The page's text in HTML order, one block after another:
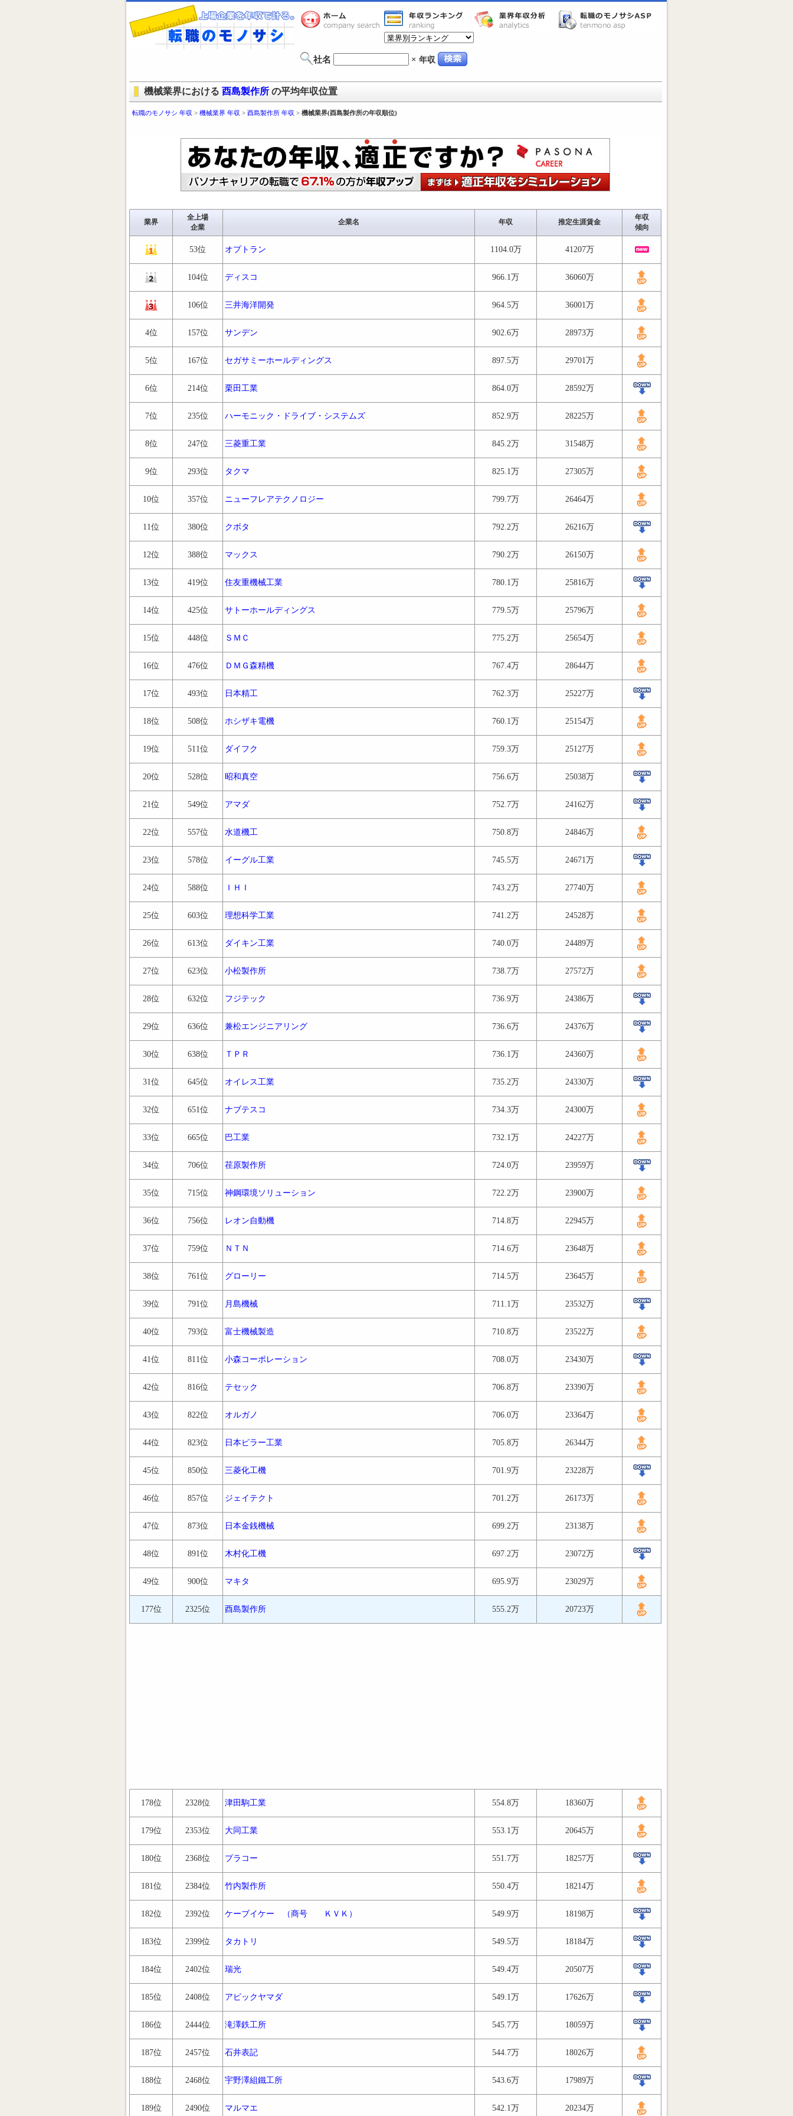
社名 × 年収
機械業界における 酉島製作所 の平均年収位置
転職のモノサシ 年収 > 機械業界 年収 > 酉島製作所 年収 > 機械業界(酉島製作所の年収順位)
業界
全上場
企業
企業名 年収 推定生涯賃金
年収
傾向
53位 オプトラン 1104.0万 41207万
104位 ディスコ 966.1万 36060万
106位 三井海洋開発 964.5万 36001万
4位 157位 サンデン 902.6万 28973万
5位 167位 セガサミーホールディングス 897.5万 29701万
6位 214位 栗田工業 864.0万 28592万
7位 235位 ハーモニック・ドライブ・システムズ 852.9万 28225万
8位 247位 三菱重工業 845.2万 31548万
9位 293位 タクマ 825.1万 27305万
10位 357位 ニューフレアテクノロジー 799.7万 26464万
11位 380位 クボタ 792.2万 26216万
12位 388位 マックス 790.2万 26150万
13位 419位 住友重機械工業 780.1万 25816万
14位 425位 サトーホールディングス 779.5万 25796万
15位 448位 ＳＭＣ 775.2万 25654万
16位 476位 ＤＭＧ森精機 767.4万 28644万
17位 493位 日本精工 762.3万 25227万
18位 508位 ホシザキ電機 760.1万 25154万
19位 511位 ダイフク 759.3万 25127万
20位 528位 昭和真空 756.6万 25038万
21位 549位 アマダ 752.7万 24162万
22位 557位 水道機工 750.8万 24846万
23位 578位 イーグル工業 745.5万 24671万
24位 588位 ＩＨＩ 743.2万 27740万
25位 603位 理想科学工業 741.2万 24528万
26位 613位 ダイキン工業 740.0万 24489万
27位 623位 小松製作所 738.7万 27572万
28位 632位 フジテック 736.9万 24386万
29位 636位 兼松エンジニアリング 736.6万 24376万
30位 638位 ＴＰＲ 736.1万 24360万
31位 645位 オイレス工業 735.2万 24330万
32位 651位 ナブテスコ 734.3万 24300万
33位 665位 巴工業 732.1万 24227万
34位 706位 荏原製作所 724.0万 23959万
35位 715位 神鋼環境ソリューション 722.2万 23900万
36位 756位 レオン自動機 714.8万 22945万
37位 759位 ＮＴＮ 714.6万 23648万
38位 761位 グローリー 714.5万 23645万
39位 791位 月島機械 711.1万 23532万
40位 793位 富士機械製造 710.8万 23522万
41位 811位 小森コーポレーション 708.0万 23430万
42位 816位 テセック 706.8万 23390万
43位 822位 オルガノ 706.0万 23364万
44位 823位 日本ピラー工業 705.8万 26344万
45位 850位 三菱化工機 701.9万 23228万
46位 857位 ジェイテクト 701.2万 26173万
47位 873位 日本金銭機械 699.2万 23138万
48位 891位 木村化工機 697.2万 23072万
49位 900位 マキタ 695.9万 23029万
177位 2325位 酉島製作所 555.2万 20723万
178位 2328位 津田駒工業 554.8万 18360万
179位 2353位 大同工業 553.1万 20645万
180位 2368位 プラコー 551.7万 18257万
181位 2384位 竹内製作所 550.4万 18214万
182位 2392位 ケーブイケー （商号 ＫＶＫ） 549.9万 18198万
183位 2399位 タカトリ 549.5万 18184万
184位 2402位 瑞光 549.4万 20507万
185位 2408位 アピックヤマダ 549.1万 17626万
186位 2444位 滝澤鉄工所 545.7万 18059万
187位 2457位 石井表記 544.7万 18026万
188位 2468位 宇野澤組鐵工所 543.6万 17989万
189位 2490位 マルマエ 542.1万 20234万